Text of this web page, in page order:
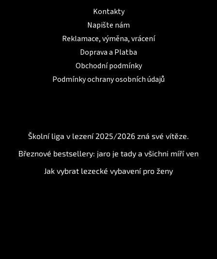
Kontakty
Napište nám
Reklamace, výměna, vrácení
Doprava a Platba
Obchodní podmínky
Podmínky ochrany osobních údajů
Školní liga v lezení 2025/2026 zná své vítěze.
Březnové bestsellery: jaro je tady a všichni míří ven
Jak vybrat lezecké vybavení pro ženy